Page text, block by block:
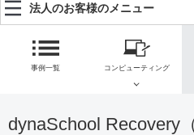
法人のお客様のメニュー
事例一覧 コンピューティング
dynaSchool Recovery